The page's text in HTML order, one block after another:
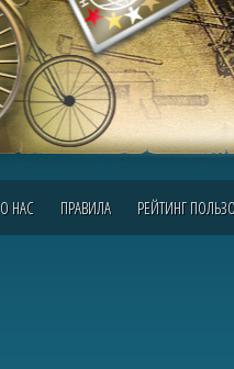
О НАС ПРАВИЛА РЕЙТИНГ